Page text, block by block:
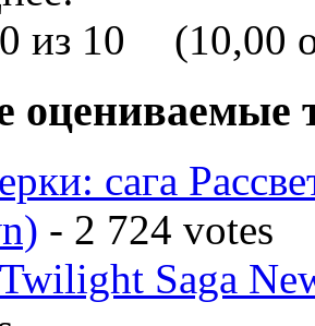
(10,00
оцениваемые
cага
- 2 724 votes
Saga